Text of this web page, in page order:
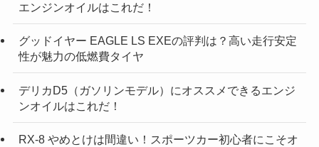
エンジンオイルはこれだ！
グッドイヤー EAGLE LS EXEの評判は？高い走行安定
性が魅力の低燃費タイヤ
デリカD5（ガソリンモデル）にオススメできるエンジ
ンオイルはこれだ！
RX-8 やめとけは間違い！スポーツカー初心者にこそオ